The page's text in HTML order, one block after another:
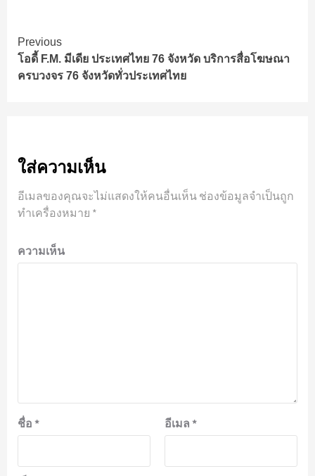
Continue
Reading
Previous
โอดี้ F.M. มีเดีย ประเทศไทย 76 จังหวัด บริการสื่อโฆษณา
ครบวงจร 76 จังหวัดทั่วประเทศไทย
ใส่ความเห็น
อีเมลของคุณจะไม่แสดงให้คนอื่นเห็น ช่องข้อมูลจำเป็นถูก
ทำเครื่องหมาย *
ความเห็น
ชื่อ * อีเมล *